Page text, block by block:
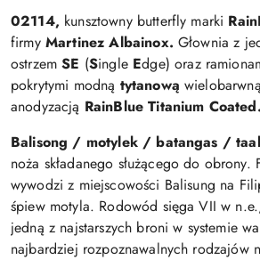
02114, kunsztowny butterfly marki
firmy Martinez Albainox. Głownia z
ostrzemSE (Single Edge) oraz
pokrytymi modną tytanową wielobarwną
anodyzacją RainBlue Titanium Coated.
Balisong / motylek / batangas /
noża składanego służącego do
wywodzi z miejscowości Balisung na
śpiew motyla. Rodowód sięga VII w
jedną z najstarszych broni w systemie
najbardziej rozpoznawalnych rodzajów